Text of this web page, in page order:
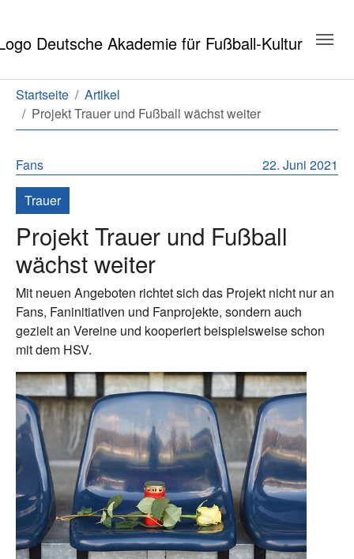
Sie sind hier:
Startseite
Artikel
Projekt Trauer und Fußball wächst weiter
22. Juni 2021
Fans
Trauer
Projekt Trauer und Fußball
wächst weiter
Mit neuen Angeboten richtet sich das Projekt nicht nur an
Fans, Faninitiativen und Fanprojekte, sondern auch
gezielt an Vereine und kooperiert beispielsweise schon
mit dem HSV.